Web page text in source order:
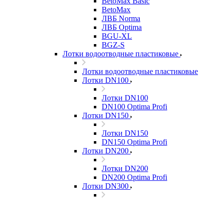
BetoMax
ЛВБ Norma
ЛВБ Optima
BGU-XL
BGZ-S
Лотки водоотводные пластиковые
Лотки водоотводные пластиковые
Лотки DN100
Лотки DN100
DN100 Optima Profi
Лотки DN150
Лотки DN150
DN150 Optima Profi
Лотки DN200
Лотки DN200
DN200 Optima Profi
Лотки DN300